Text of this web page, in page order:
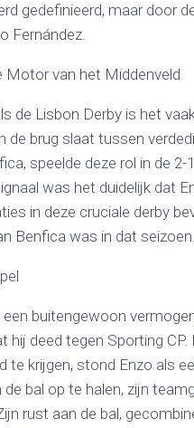
gedefinieerd, maar door
Fernández.
Motor van het Middenveld
de Lisbon Derby is het
de brug slaat tussen
speelde deze rol in de
was het duidelijk dat
in deze cruciale derby
Benfica was in dat seizoen.
een buitengewoon
hij deed tegen Sporting
te krijgen, stond Enzo als
bal op te halen, zijn
rust aan de bal,